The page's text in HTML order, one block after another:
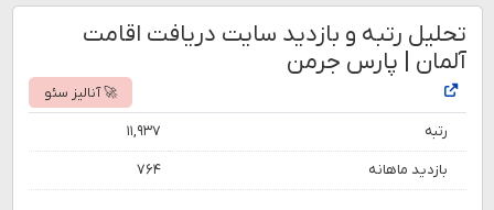
تحلیل رتبه و بازدید سایت دریافت اقامت
آلمان | پارس جرمن
🚀 آنالیز سئو
رتبه ۱۱,۹۳۷
بازدید ماهانه ۷۶۴